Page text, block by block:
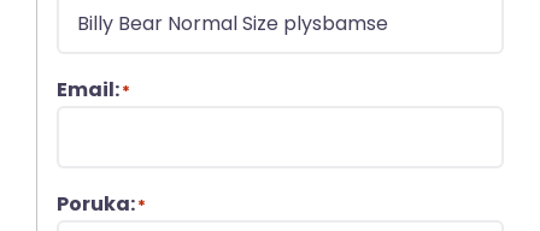
Email:*
Poruka:*